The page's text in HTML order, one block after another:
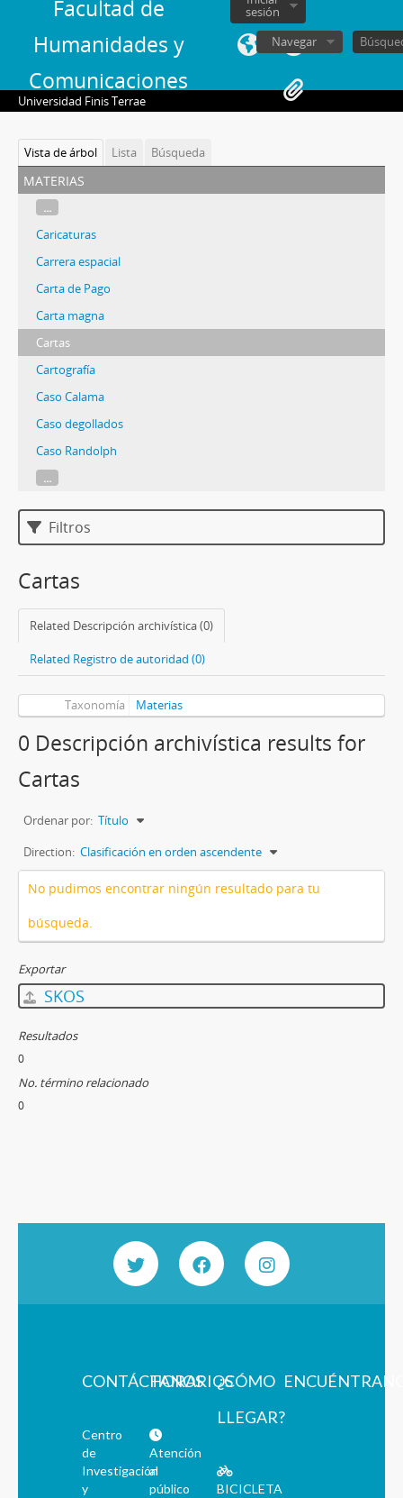
Facultad de
Humanidades y
Comunicaciones
sesión
Navegar
Universidad Finis Terrae
Vista de árbol Lista Búsqueda
materias
...
Caricaturas
Carrera espacial
Carta de Pago
Carta magna
Cartas
Cartografía
Caso Calama
Caso degollados
Caso Randolph
...
Filtros
Cartas
Related Descripción archivística (0)
Related Registro de autoridad (0)
Taxonomía Materias
0 Descripción archivística results for
Cartas
Ordenar por: Título
Direction: Clasificación en orden ascendente
No pudimos encontrar ningún resultado para tu
búsqueda.
Exportar
SKOS
Resultados
0
No. término relacionado
0
CONTÁCTANOS
Centro
de
Investigación
y
HORARIOS
Atención
al
público
¿CÓMO
LLEGAR?
BICICLETA